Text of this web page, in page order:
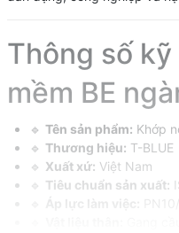
Thông số
mềm BE
🔹 Tên sản phẩm: Khớp
🔹 Thương hiệu: T-BLUE
🔹 Xuất xứ: Việt Nam
🔹 Tiêu chuẩn sản xuất: